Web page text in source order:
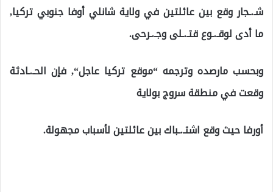
شـ.ـجار وقع بين عائلتين في ولاية شانلي أوفا جنوبي تركيا,
ما أدى لوقـ.ـوع قتـ.ـلى وجـ.ـرحى.
وبحسب مارصده وترجمه “موقع تركيا عاجل“, فإن الحـ.ـادثة
وقعت في منطقة سروج بولاية
أورفا حيث وقع اشتـ.ـباك بين عائلتين لأسباب مجهولة.